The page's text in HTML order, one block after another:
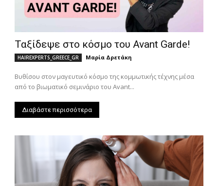
Ταξίδεψε στο κόσμο του Avant Garde!
HAIREXPERTS_GREECE_GR Μαρία Δρετάκη
Βυθίσου στον μαγευτικό κόσμο της κομμωτικής τέχνης μέσα
από το βιωματικό σεμινάριο του Avant...
Διαβάστε περισσότερα